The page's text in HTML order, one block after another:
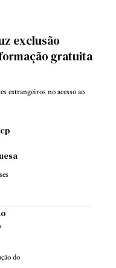
exclusão
gratuita
estrangeiros no acesso ao
do